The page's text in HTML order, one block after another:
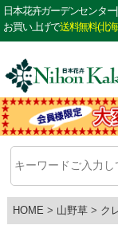
日本花卉ガーデンセンター
お買い上げで送料無料(北
HOME 山野草 ク